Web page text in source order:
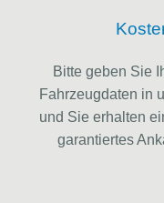
Bitte geben Sie
Fahrzeugdaten in
und Sie erhalten
garantiertes